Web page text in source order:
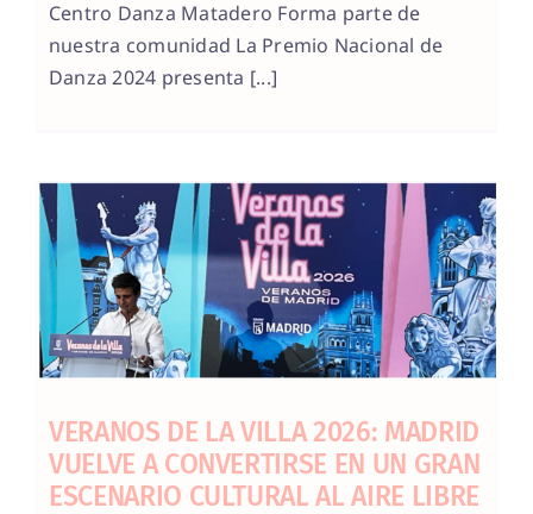
Centro Danza Matadero Forma parte de
nuestra comunidad La Premio Nacional de
Danza 2024 presenta [...]
VERANOS DE LA VILLA 2026: MADRID
VUELVE A CONVERTIRSE EN UN GRAN
ESCENARIO CULTURAL AL AIRE LIBRE